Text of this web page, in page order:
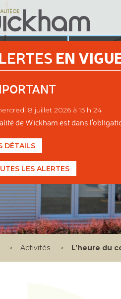
EN
8 juillet 2026 à 15 h 24
de Wickham est dans
DÉTAILS
LES ALERTES
> Activités > L’heure du